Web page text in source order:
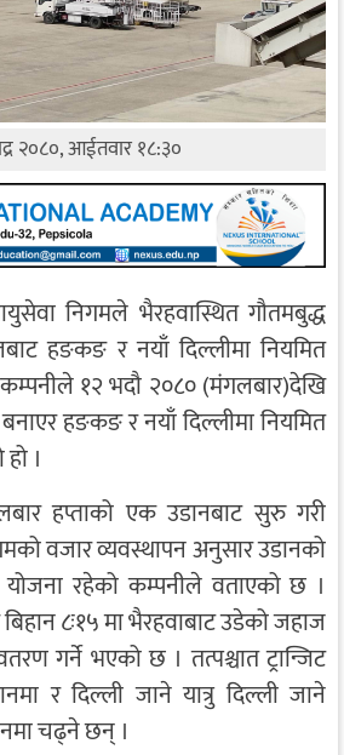
२०८०, आईतवार १८:३०
निगमले भैरहवास्थित गौतमबुद्ध
हङकङ र नयाँ दिल्लीमा नियमित
१२ भदौ २०८० (मंगलबार)देखि
बनाएर हङकङ र नयाँ दिल्लीमा नियमित
।
हप्ताको एक उडानबाट सुरु गरी
वजार व्यवस्थापन अनुसार उडानको
रहेको कम्पनीले वताएको छ ।
८ः१५ मा भैरहवाबाट उडेको जहाज
गर्ने भएको छ । तत्पश्चात ट्रान्जिट
र दिल्ली जाने यात्रु दिल्ली जाने
चढ्ने छन् ।